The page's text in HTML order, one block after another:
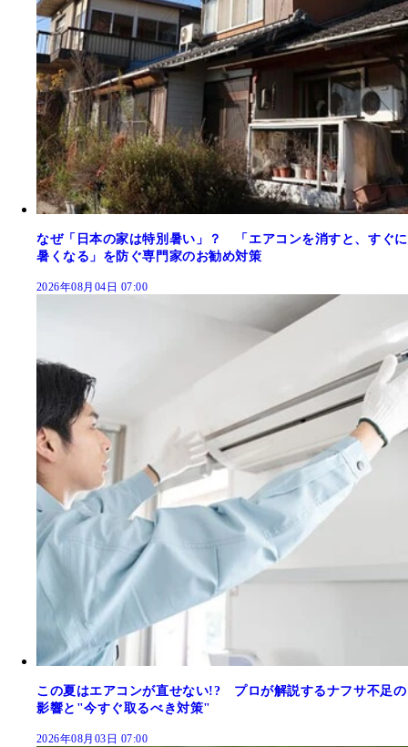
なぜ「日本の家は特別暑い」？ 「エアコンを消すと、すぐに
暑くなる」を防ぐ専門家のお勧め対策
2026年08月04日 07:00
この夏はエアコンが直せない!? プロが解説するナフサ不足の
影響と"今すぐ取るべき対策"
2026年08月03日 07:00